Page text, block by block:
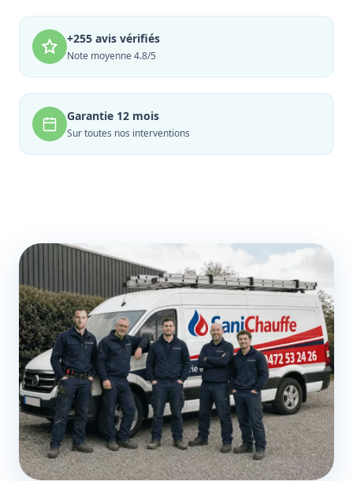
+255 avis vérifiés
Note moyenne 4.8/5
Garantie 12 mois
Sur toutes nos interventions